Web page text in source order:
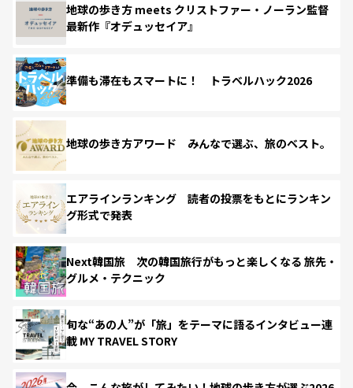
地球の歩き方 meets クリストファー・ノーラン監督
最新作『オデュッセイア』
準備も滞在もスマートに！ トラベルハック2026
地球の歩き方アワード みんなで選ぶ、旅のベスト。
エアラインランキング 読者の投票をもとにランキン
グ形式で発表
Next韓国旅 次の韓国旅行がもっと楽しくなる 旅先・
グルメ・テクニック
旬な“あの人”が「旅」をテーマに語るインタビュー連
載 MY TRAVEL STORY